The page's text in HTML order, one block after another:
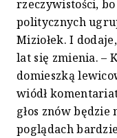
rzeczywistości, bo
politycznych
Miziołek. I
lat się zmienia. –
domieszką
wiódł
głos znów będzie
poglądach